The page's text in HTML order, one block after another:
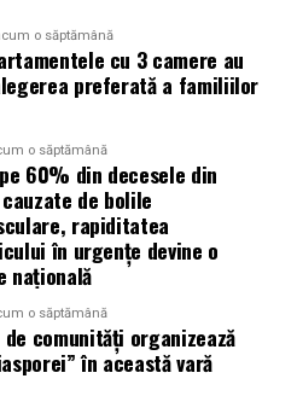
evenimentelor
public ridicat, de
utilizatorilor că ar putea
Mesajele care anunță
limitat la o transmisie
pot determina utilizatorii să
sursa.
iar specialiștii anticipează
în perioada
revândute, pariurile,
oferte de călătorie.
o săptămână
cu 3 camere au
preferată a familiilor
o săptămână
60% din decesele din
de bolile
rapiditatea
în urgențe devine o
națională
o săptămână
comunități organizează
în această vară